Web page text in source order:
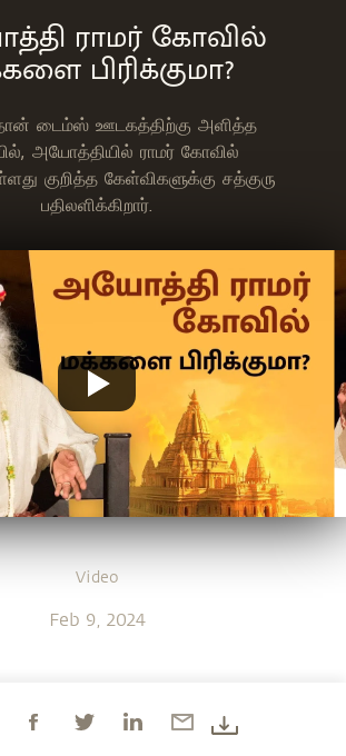
ராமர் கோவில்
பிரிக்குமா?
டைம்ஸ் ஊடகத்திற்கு அளித்த
அயோத்தியில் ராமர் கோவில்
குறித்த கேள்விகளுக்கு சத்குரு
பதிலளிக்கிறார்.
Video
Feb 9, 2024